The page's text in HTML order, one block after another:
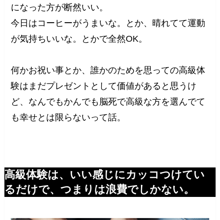
になった方が断然いい。
今日はコーヒーがうまいな。とか、晴れてて運動
が気持ちいいな。とかで全然OK。
何かお祝い事とか、誰かのためを思っての高級体
験はまだプレゼントとして価値があると思うけ
ど、なんでもかんでも脳死で高級な方を選んでて
も幸せとは限らないって話。
高級体験は、いい感じにカッコつけてい
るだけで、つまりは浪費でしかない。